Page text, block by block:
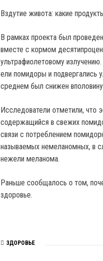
Вздутие живота: какие
В рамках проекта был
вместе с кормом
ультрафиолетовому
ели помидоры и подвергались
среднем был снижен
Исследователи отметили, что
содержащийся в свежих
связи с потреблением
называемых немеланомных, в
нежели меланома.
Раньше сообщалось о том,
здоровье.
ЗДОРОВЬЕ